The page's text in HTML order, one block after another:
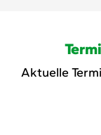
Aktuelle